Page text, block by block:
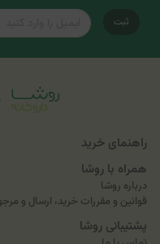
ثبت
راهنمای خرید
همراه با روشا
درباره روشا
قوانین و مقررات خرید، ارسال و
پشتیبانی روشا